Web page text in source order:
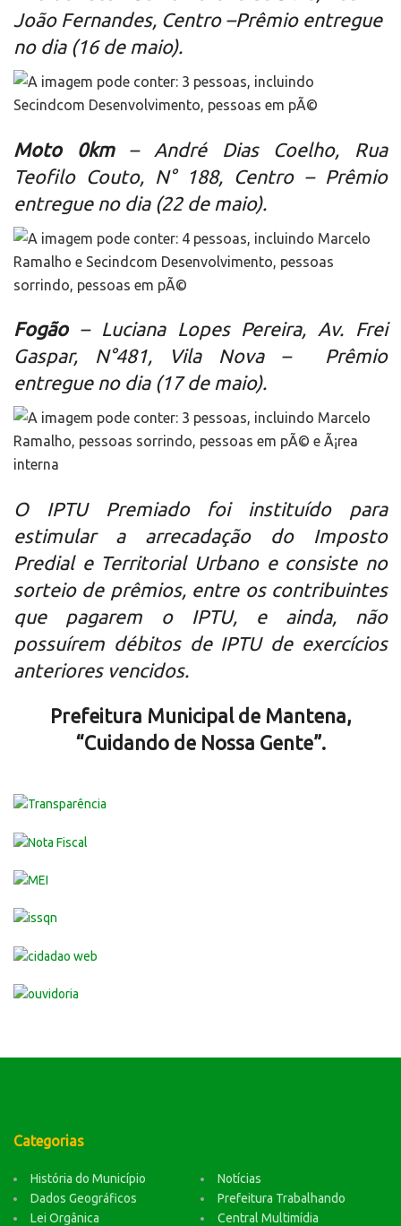
João Fernandes, Centro –Prêmio entregue
no dia (16 de maio).
Moto 0km– André Dias Coelho, Rua
Teofilo Couto, N° 188, Centro – Prêmio
entregue no dia (22 de maio).
Fogão– Luciana Lopes Pereira, Av. Frei
Gaspar, N°481, Vila Nova – Prêmio
entregue no dia (17 de maio).
O IPTU Premiado foi instituído para
estimular a arrecadação do Imposto
Predial e Territorial Urbano e consiste no
sorteio de prêmios, entre os contribuintes
que pagarem o IPTU, e ainda, não
possuírem débitos de IPTU de exercícios
anteriores vencidos.
Prefeitura Municipal de Mantena,
“Cuidando de Nossa Gente”.
Categorias
História do Município
Dados Geográficos
Lei Orgânica
Notícias
Prefeitura Trabalhando
Central Multimídia